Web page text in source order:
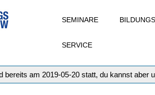
SEMINARE
SERVICE
bereits am 2019-05-20 statt, du kannst aber